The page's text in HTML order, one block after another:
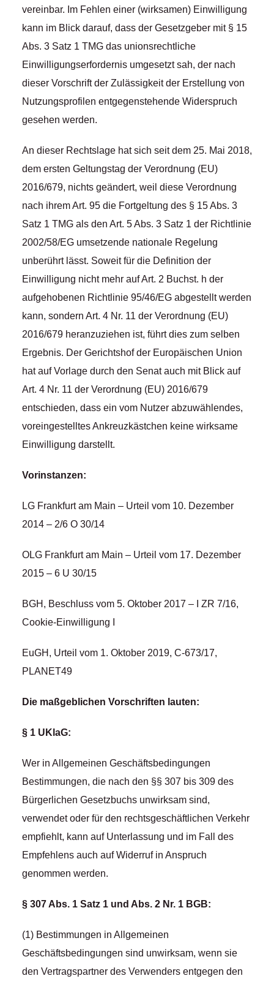
vereinbar. Im Fehlen einer (wirksamen) Einwilligung
kann im Blick darauf, dass der Gesetzgeber mit § 15
Abs. 3 Satz 1 TMG das unionsrechtliche
Einwilligungserfordernis umgesetzt sah, der nach
dieser Vorschrift der Zulässigkeit der Erstellung von
Nutzungsprofilen entgegenstehende Widerspruch
gesehen werden.
An dieser Rechtslage hat sich seit dem 25. Mai 2018,
dem ersten Geltungstag der Verordnung (EU)
2016/679, nichts geändert, weil diese Verordnung
nach ihrem Art. 95 die Fortgeltung des § 15 Abs. 3
Satz 1 TMG als den Art. 5 Abs. 3 Satz 1 der Richtlinie
2002/58/EG umsetzende nationale Regelung
unberührt lässt. Soweit für die Definition der
Einwilligung nicht mehr auf Art. 2 Buchst. h der
aufgehobenen Richtlinie 95/46/EG abgestellt werden
kann, sondern Art. 4 Nr. 11 der Verordnung (EU)
2016/679 heranzuziehen ist, führt dies zum selben
Ergebnis. Der Gerichtshof der Europäischen Union
hat auf Vorlage durch den Senat auch mit Blick auf
Art. 4 Nr. 11 der Verordnung (EU) 2016/679
entschieden, dass ein vom Nutzer abzuwählendes,
voreingestelltes Ankreuzkästchen keine wirksame
Einwilligung darstellt.
Vorinstanzen:
LG Frankfurt am Main – Urteil vom 10. Dezember
2014 – 2/6 O 30/14
OLG Frankfurt am Main – Urteil vom 17. Dezember
2015 – 6 U 30/15
BGH, Beschluss vom 5. Oktober 2017 – I ZR 7/16,
Cookie-Einwilligung I
EuGH, Urteil vom 1. Oktober 2019, C-673/17,
PLANET49
Die maßgeblichen Vorschriften lauten:
§ 1 UKlaG:
Wer in Allgemeinen Geschäftsbedingungen
Bestimmungen, die nach den §§ 307 bis 309 des
Bürgerlichen Gesetzbuchs unwirksam sind,
verwendet oder für den rechtsgeschäftlichen Verkehr
empfiehlt, kann auf Unterlassung und im Fall des
Empfehlens auch auf Widerruf in Anspruch
genommen werden.
§ 307 Abs. 1 Satz 1 und Abs. 2 Nr. 1 BGB:
(1) Bestimmungen in Allgemeinen
Geschäftsbedingungen sind unwirksam, wenn sie
den Vertragspartner des Verwenders entgegen den